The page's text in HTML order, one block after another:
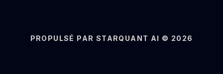
PROPULSÉ PAR STARQUANT AI © 2026